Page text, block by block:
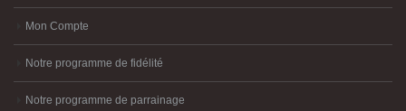
Mon Compte
Notre programme de fidélité
Notre programme de parrainage